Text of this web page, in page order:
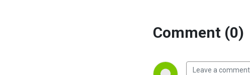
Comment (0)